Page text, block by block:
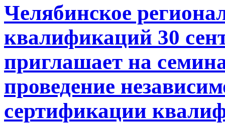
Челябинское
квалификаций 30
приглашает на
проведение
сертификации